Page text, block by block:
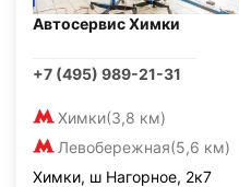
Автосервис Химки
+7 (495) 989-21-31
Химки(3,8 км)
Левобережная(5,6 км)
Химки, ш Нагорное, 2к7